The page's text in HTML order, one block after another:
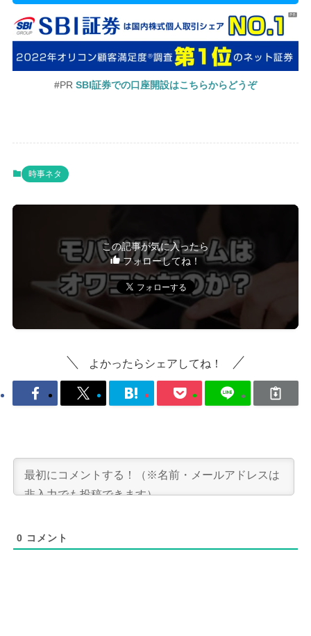
#PR SBI証券での口座開設はこちらからどうぞ
時事ネタ
この記事が気に入ったら
フォローしてね！
よかったらシェアしてね！
0 コメント